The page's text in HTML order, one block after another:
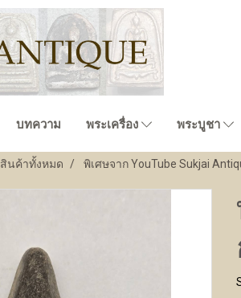
บทความ พระเครื่อง พระบูชา
สินค้าทั้งหมด พิเศษจาก YouTube Sukjai